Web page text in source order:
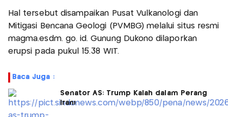
Hal tersebut disampaikan Pusat Vulkanologi dan
Mitigasi Bencana Geologi (PVMBG) melalui situs resmi
magma.esdm. go. id. Gunung Dukono dilaporkan
erupsi pada pukul 15.38 WIT.
Baca Juga :
Senator AS: Trump Kalah dalam Perang
Iran!